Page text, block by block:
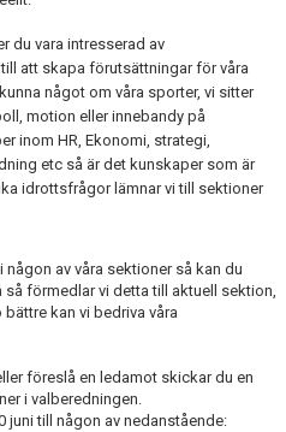
du vara intresserad av
att skapa förutsättningar för våra
något om våra sporter, vi sitter
motion eller innebandy på
inom HR, Ekonomi, strategi,
etc så är det kunskaper som är
idrottsfrågor lämnar vi till sektioner
av våra sektioner så kan du
förmedlar vi detta till aktuell sektion,
kan vi bedriva våra
föreslå en ledamot skickar du en
i valberedningen.
juni till någon av nedanstående: